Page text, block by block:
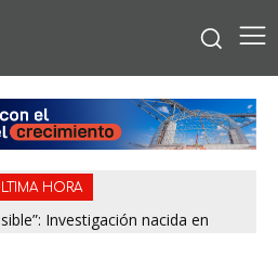
HORA
Investigación nacida en